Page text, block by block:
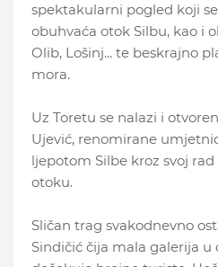
spektakularni pogled koji
obuhvaća otok Silbu, kao i
Olib, Lošinj... te beskrajno
mora.
Uz Toretu se nalazi i
Ujević, renomirane
ljepotom Silbe kroz svoj
otoku.
Sličan trag svakodnevno
Sindičić čija mala galerija u